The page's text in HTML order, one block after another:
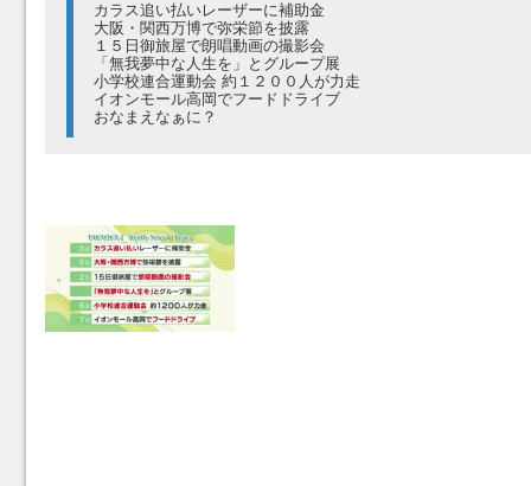
カラス追い払いレーザーに補助金
大阪・関西万博で弥栄節を披露
１５日御旅屋で朗唱動画の撮影会
「無我夢中な人生を」とグループ展
小学校連合運動会 約１２００人が力走
イオンモール高岡でフードドライブ
おなまえなぁに？